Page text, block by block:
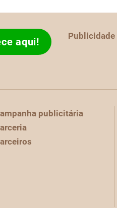
aqui! Publicidade
publicitária